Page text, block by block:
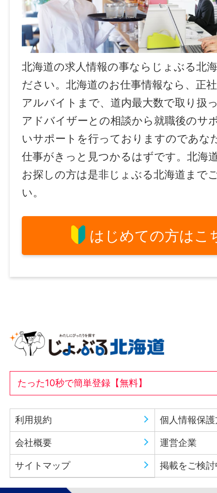
北海道の求人情報の事ならじょぶる北
ださい。北海道のお仕事情報なら、正
アルバイトまで、道内最大数で取り扱
アドバイザーとの相談から就職後のサ
いサポートを行っておりますのであな
仕事がきっと見つかるはずです。北海
お探しの方は是非じょぶる北海道まで
い。
はじめての方はこ
たった10秒で簡単登録【無料】
利用規約 個人情報保
会社概要 運営企業
サイトマップ 掲載をご検